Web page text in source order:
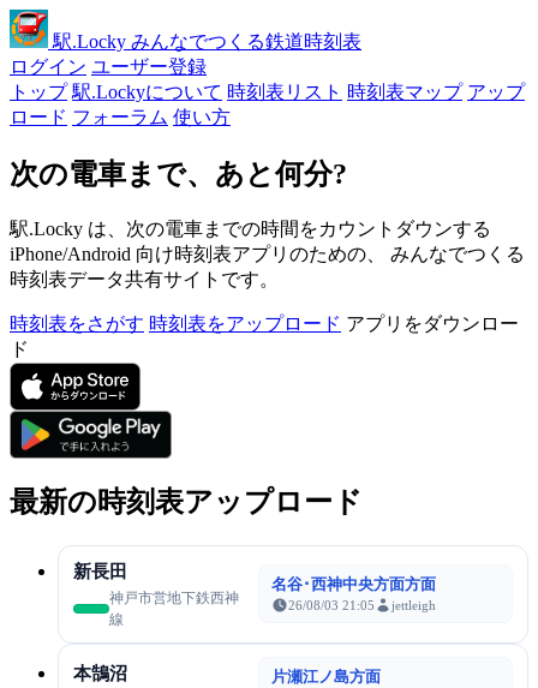
駅.Locky みんなでつくる鉄道時刻表
ログイン ユーザー登録
トップ 駅.Lockyについて 時刻表リスト 時刻表マップ アップ
ロード フォーラム 使い方
次の電車まで、あと何分?
駅.Locky は、次の電車までの時間をカウントダウンする
iPhone/Android 向け時刻表アプリのための、 みんなでつくる
時刻表データ共有サイトです。
時刻表をさがす 時刻表をアップロード アプリをダウンロー
ド
最新の時刻表アップロード
新長田
神戸市営地下鉄西神
線
名谷･西神中央方面方面
26/08/03 21:05 jettleigh
本鵠沼 片瀬江ノ島方面